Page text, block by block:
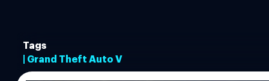
Tags
| Grand Theft Auto V